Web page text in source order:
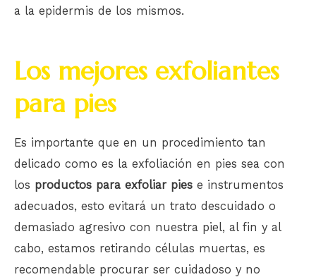
a la epidermis de los mismos.
Los mejores exfoliantes
para pies
Es importante que en un procedimiento tan
delicado como es la exfoliación en pies sea con
los productos para exfoliar pies e instrumentos
adecuados, esto evitará un trato descuidado o
demasiado agresivo con nuestra piel, al fin y al
cabo, estamos retirando células muertas, es
recomendable procurar ser cuidadoso y no